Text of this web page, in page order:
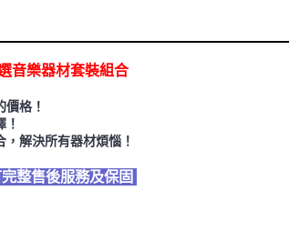
音樂器材套裝組合
格！
解決所有器材煩惱！
整售後服務及保固